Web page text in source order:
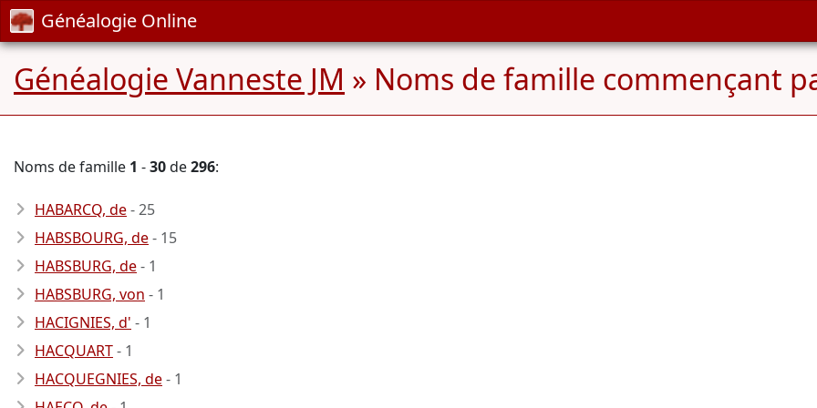
Généalogie Online
Généalogie Vanneste JM » Noms de famille commençant
Noms de famille 1 -30de296:
HABARCQ, de- 25
HABSBOURG, de- 15
HABSBURG, de- 1
HABSBURG, von - 1
HACIGNIES, d' - 1
HACQUART- 1
HACQUEGNIES, de- 1